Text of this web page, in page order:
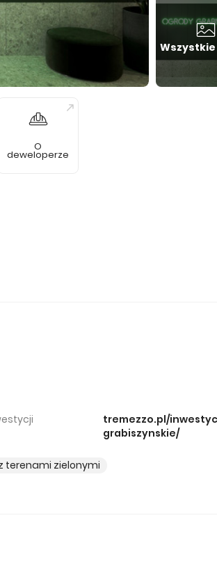
O
deweloperze
tremezzo.pl/
grabiszynskie/
terenami zielonymi